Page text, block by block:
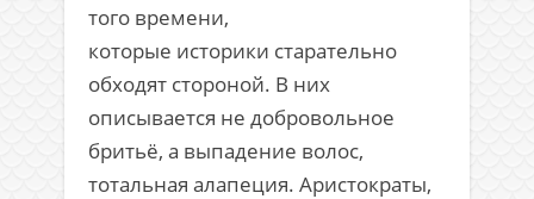
того времени,
которые историки старательно
обходят стороной. В них
описывается не добровольное
бритьё, а выпадение волос,
тотальная алапеция. Аристократы,